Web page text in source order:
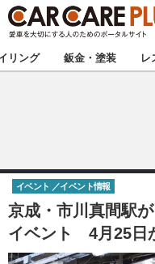
★カーケアプラス認定★
甲信越
東海
中国
リング 鈑金・塗装 レ
京成・市川真間駅
イベント 4月25日
イベント イベント情報